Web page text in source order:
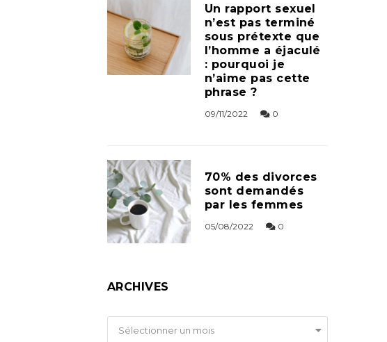
Un rapport sexuel
n’est pas terminé
sous prétexte que
l’homme a éjaculé
: pourquoi je
n’aime pas cette
phrase ?
09/11/2022 0
70% des divorces
sont demandés
par les femmes
05/08/2022 0
ARCHIVES
Archives
Sélectionner un mois